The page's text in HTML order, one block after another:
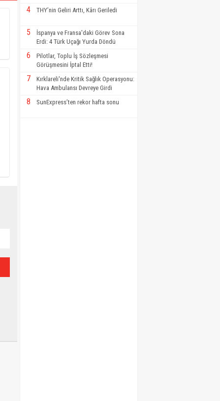
4 THY’nin Geliri Arttı, Kârı Geriledi
5
İspanya ve Fransa'daki Görev Sona
Erdi: 4 Türk Uçağı Yurda Döndü
6
Pilotlar, Toplu İş Sözleşmesi
Görüşmesini İptal Etti!
7
Kırklareli'nde Kritik Sağlık Operasyonu:
Hava Ambulansı Devreye Girdi
8 SunExpress’ten rekor hafta sonu